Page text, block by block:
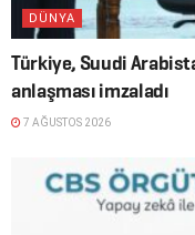
DÜNYA
Türkiye, Suudi
anlaşması imzaladı
7 AĞUSTOS 2026